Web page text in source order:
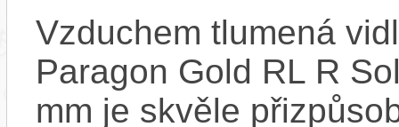
Vzduchem tlumená
Paragon Gold RL R
mm je skvěle